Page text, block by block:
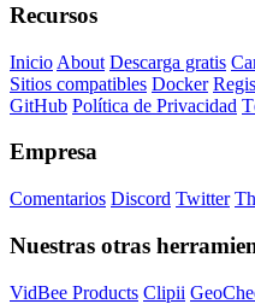
Recursos
Inicio About Descarga gratis
Sitios compatibles Docker
GitHub Política de Privacidad
Empresa
Comentarios Discord Twitter
Nuestras otras
VidBee Products Clipii